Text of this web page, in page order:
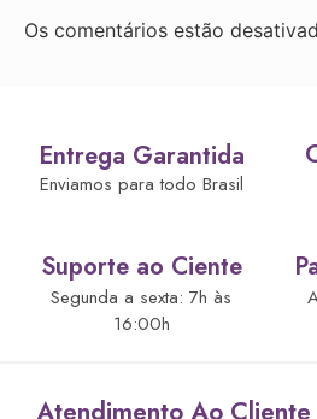
Os comentários estão
Entrega Garantida
Enviamos para todo Brasil
Suporte ao Ciente
Segunda a sexta: 7h às
16:00h
Atendimento Ao Cliente